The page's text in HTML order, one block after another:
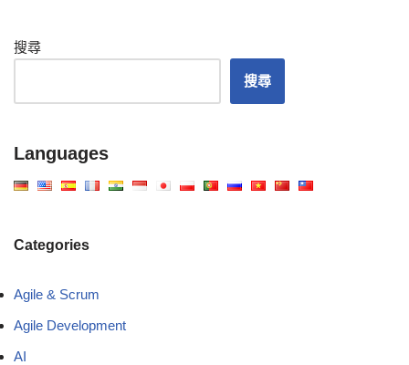
搜尋
搜尋
Languages
Categories
Agile & Scrum
Agile Development
AI